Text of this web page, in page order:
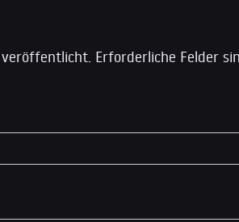
veröffentlicht. Erforderliche Felder